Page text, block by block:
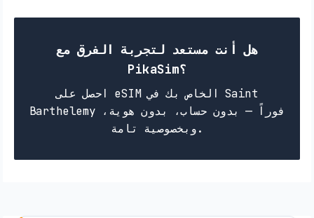
هل أنت مستعد لتجربة الفرق مع
PikaSim؟
احصل على eSIM الخاص بك في Saint
Barthelemy فوراً — بدون حساب، بدون هوية،
وبخصوصية تامة.